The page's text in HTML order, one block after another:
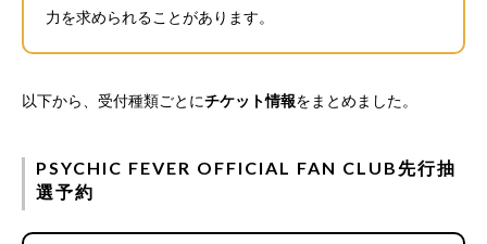
力を求められることがあります。
以下から、受付種類ごとにチケット情報をまとめました。
PSYCHIC FEVER OFFICIAL FAN CLUB先行抽
選予約